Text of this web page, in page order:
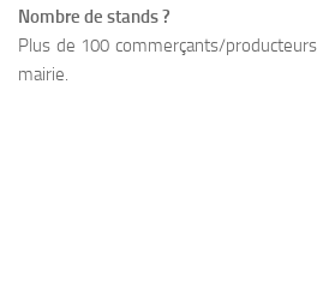
Nombre de stands ?
Plus de 100 commerçants/
mairie.